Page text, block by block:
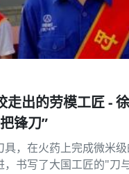
走出的劳模工匠 -
锋刀”
具，在火药上完成微米
书写了大国工匠的"刀